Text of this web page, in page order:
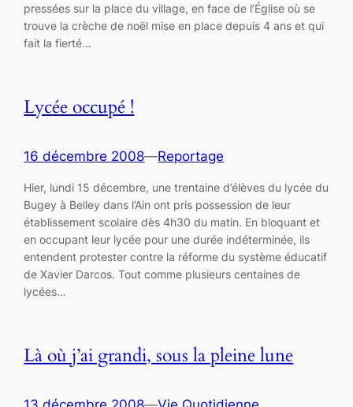
pressées sur la place du village, en face de l’Église où se
trouve la crèche de noël mise en place depuis 4 ans et qui
fait la fierté…
Lycée occupé !
16 décembre 2008—Reportage
Hier, lundi 15 décembre, une trentaine d’élèves du lycée du
Bugey à Belley dans l’Ain ont pris possession de leur
établissement scolaire dès 4h30 du matin. En bloquant et
en occupant leur lycée pour une durée indéterminée, ils
entendent protester contre la réforme du système éducatif
de Xavier Darcos. Tout comme plusieurs centaines de
lycées…
Là où j’ai grandi, sous la pleine lune